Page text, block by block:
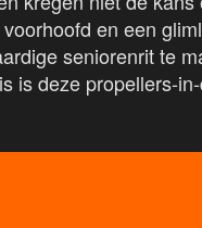
en een
seniorenrit te
is deze propellers-